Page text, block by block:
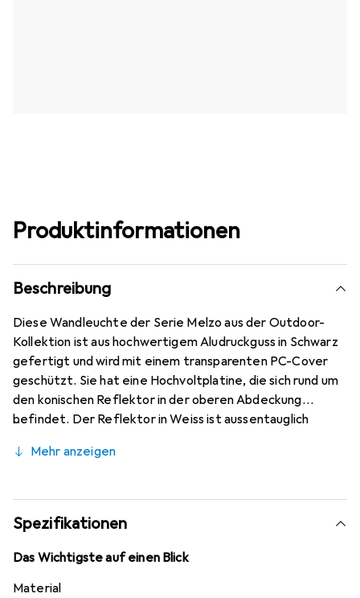
Produktinformationen
Beschreibung
Diese Wandleuchte der Serie Melzo aus der Outdoor-
Kollektion ist aus hochwertigem Aludruckguss in Schwarz
gefertigt und wird mit einem transparenten PC-Cover
geschützt. Sie hat eine Hochvoltplatine, die sich rund um
den konischen Reflektor in der oberen Abdeckung
befindet. Der Reflektor in Weiss ist aussentauglich
garantieren. Eine Besonderheit ist, dass diese Leuchte
Pollerleuchte verwendet werden kann. Sie ist mit einer
LED-Platine mit Samsung-Chips bestückt und hat den
Schutzgrad IP44.
Mehr anzeigen
Spezifikationen
Das Wichtigste auf einen Blick
Material